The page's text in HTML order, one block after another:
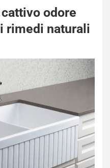
odore
rimedi naturali